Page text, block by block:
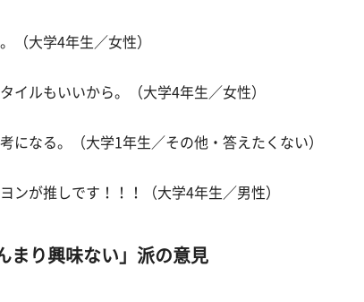
（大学4年生／女性）
イルもいいから。（大学4年生／女性）
になる。（大学1年生／その他・答えたくない）
ンが推しです！！！（大学4年生／男性）
まり興味ない」派の意見